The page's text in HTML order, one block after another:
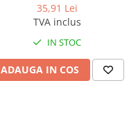
35,91 Lei
TVA inclus
IN STOC
ADAUGA IN COS